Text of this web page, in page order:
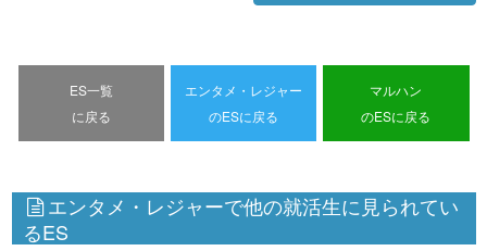
ES一覧
に戻る
エンタメ・レジャー
のESに戻る
マルハン
のESに戻る
エンタメ・レジャーで他の就活生に見られてい
るES